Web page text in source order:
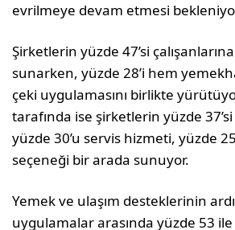
evrilmeye devam etmesi
Şirketlerin yüzde 47’si
sunarken, yüzde 28’i hem
çeki uygulamasını birlikte
tarafında ise şirketlerin yüzde
yüzde 30’u servis hizmeti, yüzde
seçeneği bir arada sunuyor.
Yemek ve ulaşım desteklerinin
uygulamalar arasında yüzde 53 ile